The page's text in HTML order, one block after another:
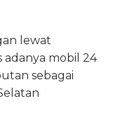
lewat
adanya mobil 24
sebagai